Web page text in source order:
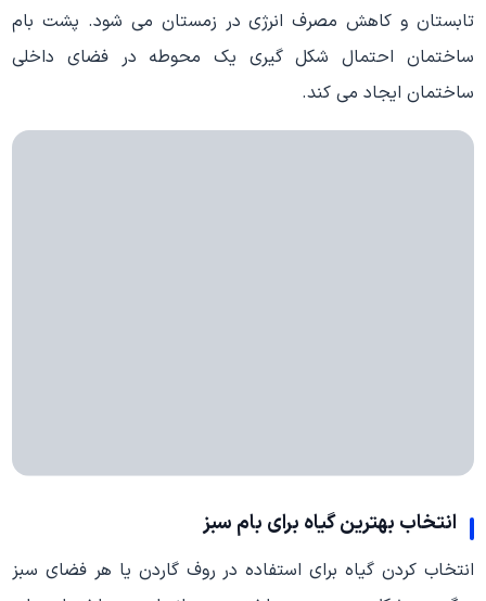
تابستان و کاهش مصرف انرژی در زمستان می شود. پشت بام
ساختمان احتمال شکل گیری یک محوطه در فضای داخلی
ساختمان ایجاد می کند.
انتخاب بهترین گیاه برای بام سبز
انتخاب کردن گیاه برای استفاده در روف گاردن یا هر فضای سبز